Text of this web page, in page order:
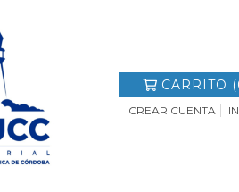
CARRITO (
CREAR CUENTA